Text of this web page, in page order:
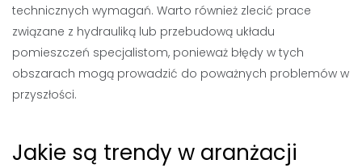
technicznych wymagań. Warto również zlecić prace
związane z hydrauliką lub przebudową układu
pomieszczeń specjalistom, ponieważ błędy w tych
obszarach mogą prowadzić do poważnych problemów w
przyszłości.
Jakie są trendy w aranżacji